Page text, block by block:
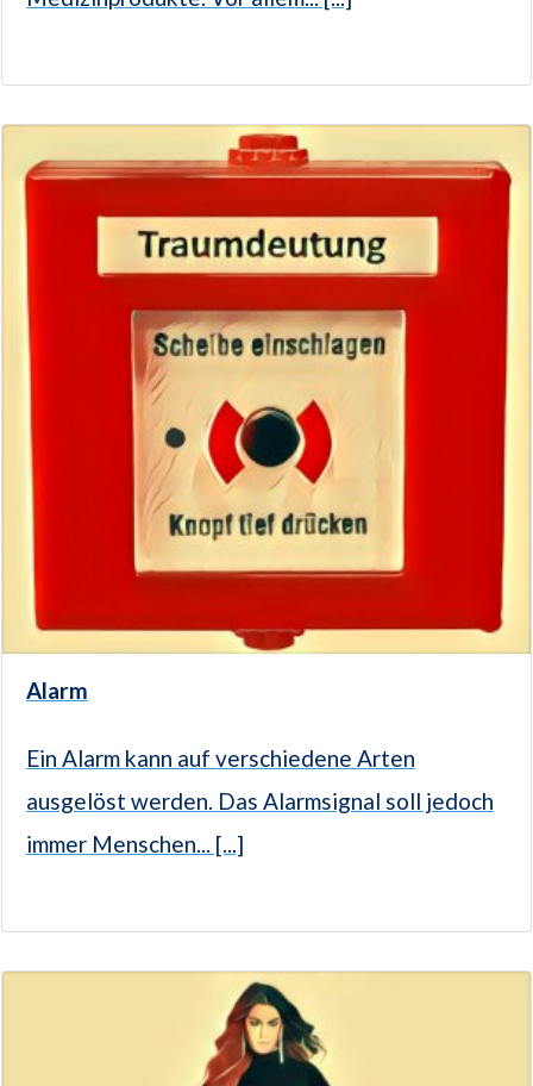
Alarm
Ein Alarm kann auf verschiedene Arten
ausgelöst werden. Das Alarmsignal soll jedoch
immer Menschen... [...]